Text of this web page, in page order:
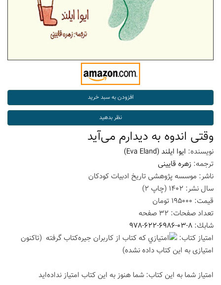
وقتی اندوه به دیدارم می‌آید
نویسنده: ایوا ایلند (Eva Eland)
ترجمه: زهره قایینی
ناشر: موسسه پژوهشی تاریخ ادبیات کودکان
سال نشر: 1402 (چاپ 2
)
قیمت: 195000 تومان
تعداد صفحات: 32 صفحه
شابك: 978-622-6986-03-8
امتیاز كتاب:
(تاكنون
امتیازی به این كتاب داده نشده)
امتیاز شما به این كتاب: شما هنوز به این كتاب امتیاز نداده‌اید